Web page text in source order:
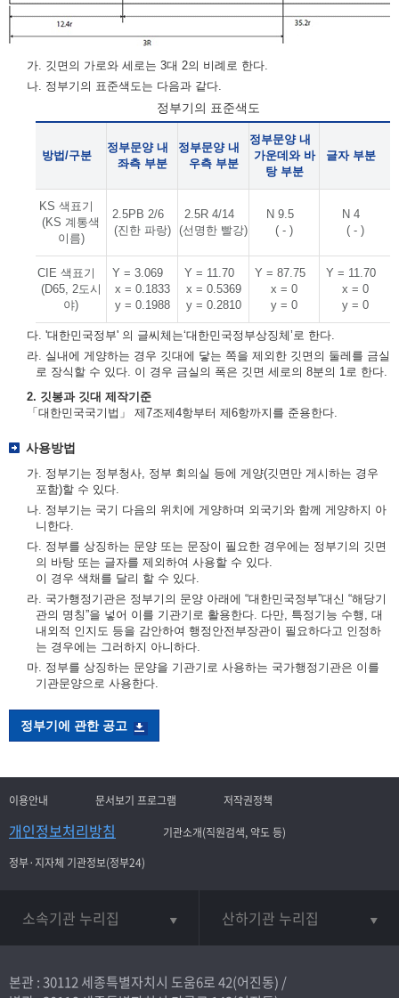
가. 깃면의 가로와 세로는 3대 2의 비례로 한다.
나. 정부기의 표준색도는 다음과 같다.
정부기의 표준색도
방법/구분
정부문양 내
좌측 부분
정부문양 내
우측 부분
정부문양 내
가운데와 바
탕 부분
글자 부분
KS 색표기
(KS 계통색
이름)
2.5PB 2/6
(진한 파랑)
2.5R 4/14
(선명한 빨강)
N 9.5
( - )
N 4
( - )
CIE 색표기
(D65, 2도시
야)
Y = 3.069
x = 0.1833
y = 0.1988
Y = 11.70
x = 0.5369
y = 0.2810
Y = 87.75
x = 0
y = 0
Y = 11.70
x = 0
y = 0
다. '대한민국정부' 의 글씨체는‘대한민국정부상징체’로 한다.
라. 실내에 게양하는 경우 깃대에 닿는 쪽을 제외한 깃면의 둘레를 금실
로 장식할 수 있다. 이 경우 금실의 폭은 깃면 세로의 8분의 1로 한다.
2. 깃봉과 깃대 제작기준
「대한민국국기법」 제7조제4항부터 제6항까지를 준용한다.
사용방법
가. 정부기는 정부청사, 정부 회의실 등에 게양(깃면만 게시하는 경우
포함)할 수 있다.
나. 정부기는 국기 다음의 위치에 게양하며 외국기와 함께 게양하지 아
니한다.
다. 정부를 상징하는 문양 또는 문장이 필요한 경우에는 정부기의 깃면
의 바탕 또는 글자를 제외하여 사용할 수 있다.
이 경우 색채를 달리 할 수 있다.
라. 국가행정기관은 정부기의 문양 아래에 “대한민국정부”대신 “해당기
관의 명칭”을 넣어 이를 기관기로 활용한다. 다만, 특정기능 수행, 대
내외적 인지도 등을 감안하여 행정안전부장관이 필요하다고 인정하
는 경우에는 그러하지 아니하다.
마. 정부를 상징하는 문양을 기관기로 사용하는 국가행정기관은 이를
기관문양으로 사용한다.
정부기에 관한 공고
이용안내 문서보기 프로그램 저작권정책
개인정보처리방침
기관소개(직원검색, 약도 등)
정부·지자체 기관정보(정부24)
소속기관 누리집 산하기관 누리집
본관 : 30112 세종특별자치시 도움6로 42(어진동) /